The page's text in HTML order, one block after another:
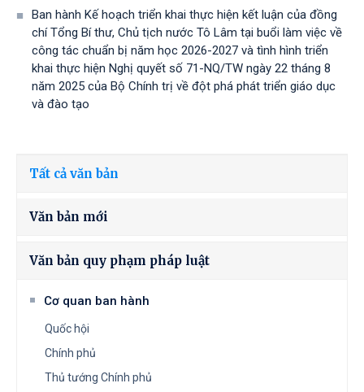
Ban hành Kế hoạch triển khai thực hiện kết luận của đồng
chí Tổng Bí thư, Chủ tịch nước Tô Lâm tại buổi làm việc về
công tác chuẩn bị năm học 2026-2027 và tình hình triển
khai thực hiện Nghị quyết số 71-NQ/TW ngày 22 tháng 8
năm 2025 của Bộ Chính trị về đột phá phát triển giáo dục
và đào tạo
Tất cả văn bản
Văn bản mới
Văn bản quy phạm pháp luật
Cơ quan ban hành
Quốc hội
Chính phủ
Thủ tướng Chính phủ